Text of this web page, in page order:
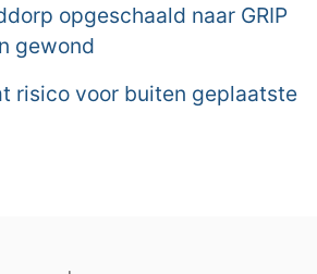
opgeschaald naar GRIP
gewond
risico voor buiten geplaatste